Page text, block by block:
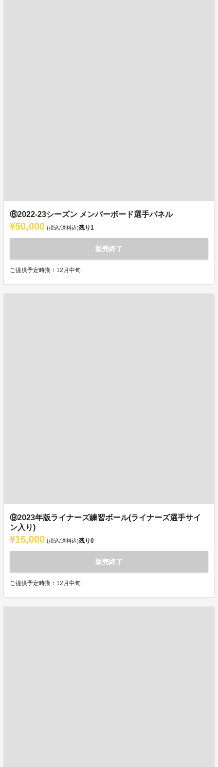
⑧2022-23シーズン メンバーボード選手パネル
¥50,000 (税込/送料込)残り1
販売終了
ご提供予定時期：12月中旬
⑨2023年版ライナーズ練習ボール(ライナーズ選手サイ
ン入り)
¥15,000 (税込/送料込)残り0
販売終了
ご提供予定時期：12月中旬